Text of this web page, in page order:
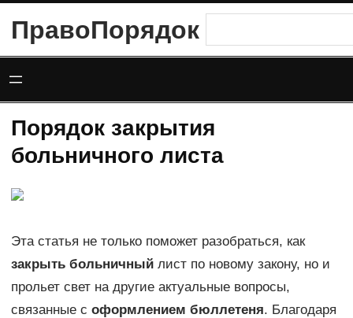
содержимому
ПравоПорядок
Порядок закрытия
больничного листа
Эта статья не только поможет разобраться, как
закрыть больничныйлист по новому закону, но и
прольет свет на другие актуальные вопросы,
связанные с оформлением бюллетеня. Благодаря